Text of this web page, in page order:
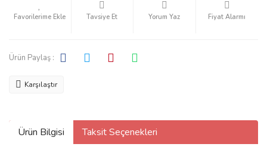
Tavsiye Et Yorum Yaz Fiyat Alarmı
Ürün Paylaş :
Karşılaştır
Ürün Bilgisi Taksit Seçenekleri